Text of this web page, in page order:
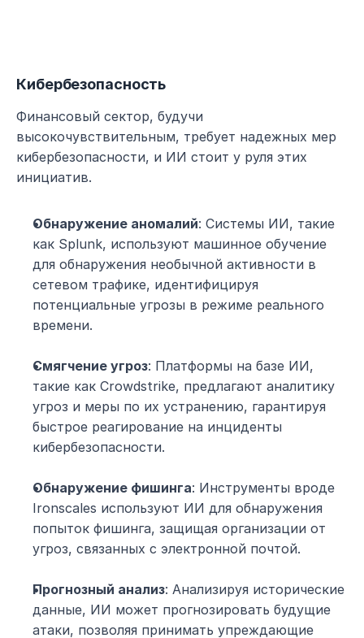
Кибербезопасность
Финансовый сектор, будучи
высокочувствительным, требует надежных мер
кибербезопасности, и ИИ стоит у руля этих
инициатив.
Обнаружение аномалий: Системы ИИ, такие
как Splunk, используют машинное обучение
для обнаружения необычной активности в
сетевом трафике, идентифицируя
потенциальные угрозы в режиме реального
времени.
Смягчение угроз: Платформы на базе ИИ,
такие как Crowdstrike, предлагают аналитику
угроз и меры по их устранению, гарантируя
быстрое реагирование на инциденты
кибербезопасности.
Обнаружение фишинга: Инструменты вроде
Ironscales используют ИИ для обнаружения
попыток фишинга, защищая организации от
угроз, связанных с электронной почтой.
Прогнозный анализ: Анализируя исторические
данные, ИИ может прогнозировать будущие
атаки, позволяя принимать упреждающие